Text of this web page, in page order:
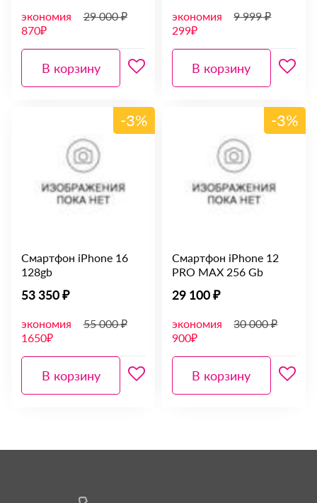
экономия
870₽
29 000 ₽
В корзину
экономия
299₽
9 999 ₽
В корзину
-3%
Смартфон iPhone 16
128gb
53 350 ₽
экономия
1650₽
55 000 ₽
В корзину
-3%
Смартфон iPhone 12
PRO MAX 256 Gb
29 100 ₽
экономия
900₽
30 000 ₽
В корзину